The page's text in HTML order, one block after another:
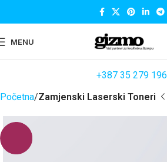
MENU
+387 35 279 196
Početna Zamjenski Laserski Toneri